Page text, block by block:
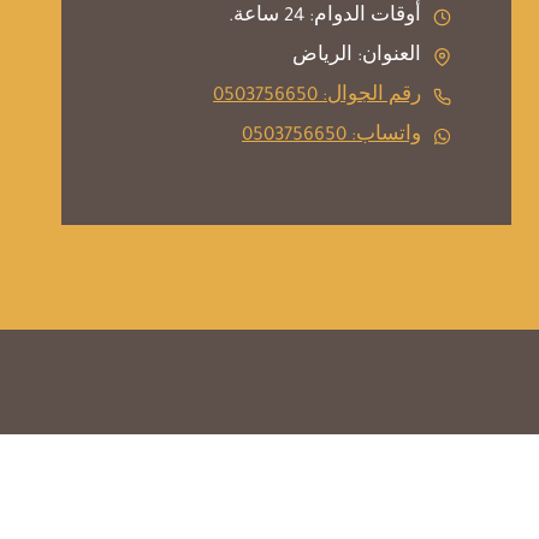
أوقات الدوام: 24 ساعة.
العنوان: الرياض
رقم الجوال: 0503756650
واتساب: 0503756650